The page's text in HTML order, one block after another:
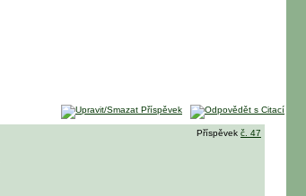
Příspěvek č. 47